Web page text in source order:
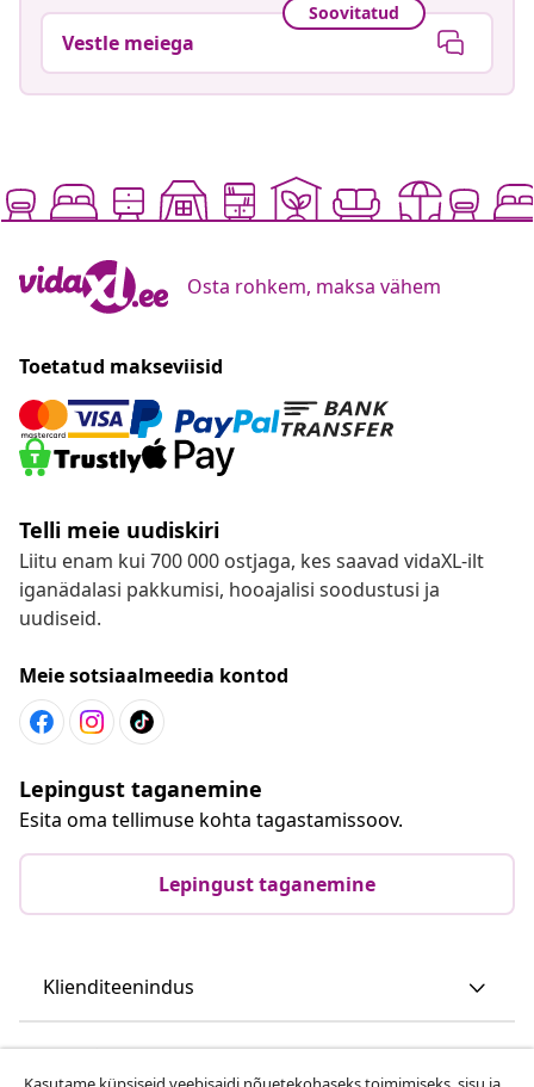
Soovitatud
Vestle meiega
Osta rohkem, maksa vähem
Toetatud makseviisid
Telli meie uudiskiri
Liitu enam kui 700 000 ostjaga, kes saavad vidaXL-ilt
iganädalasi pakkumisi, hooajalisi soodustusi ja
uudiseid.
Meie sotsiaalmeedia kontod
Lepingust taganemine
Esita oma tellimuse kohta tagastamissoov.
Lepingust taganemine
Klienditeenindus
Ettevõte